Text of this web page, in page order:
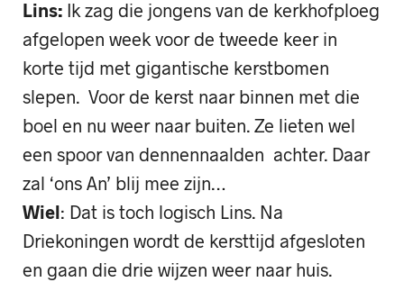
Lins: Ik zag die jongens van de kerkhofploeg
afgelopen week voor de tweede keer in
korte tijd met gigantische kerstbomen
slepen. Voor de kerst naar binnen met die
boel en nu weer naar buiten. Ze lieten wel
een spoor van dennennaalden achter. Daar
zal ‘ons An’ blij mee zijn…
Wiel: Dat is toch logisch Lins. Na
Driekoningen wordt de kersttijd afgesloten
en gaan die drie wijzen weer naar huis.